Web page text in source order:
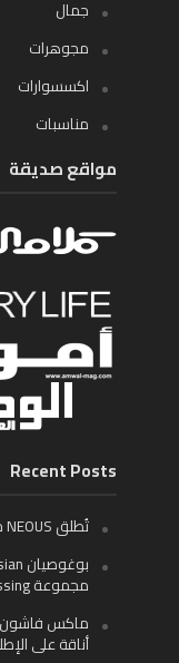
جمال
مجوهرات
اكسسوارات
مناسبات
مواقع صديقة
Recent Posts
تُطلق NEOUS حذاء BERENICES الرياضي
مجموعة Kissing
ماكس فاشون
أناقة على